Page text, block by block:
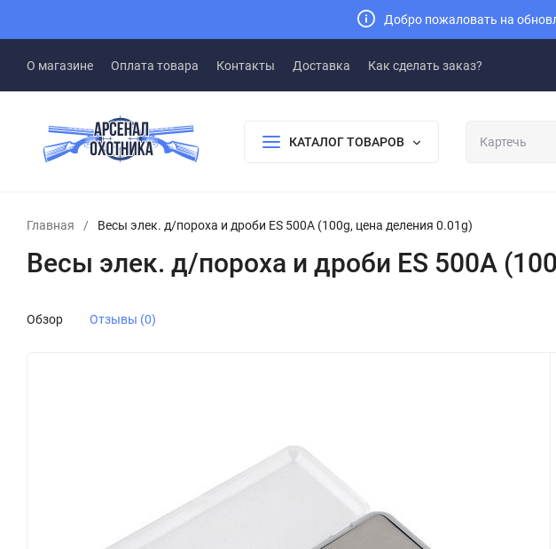
Добро пожаловать на
О магазине Оплата товара Контакты Доставка Как сделать заказ?
КАТАЛОГ ТОВАРОВ
Главная / Весы элек. д/пороха и дроби ES 500A (100g, цена деления 0.01g)
Весы элек. д/пороха и дроби ES 500A
Обзор Отзывы (0)